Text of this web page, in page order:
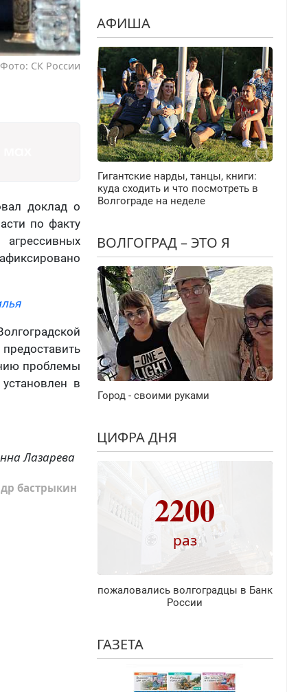
Фото: СК России
доклад о
по факту
проблемы
в
Лазарева
бастрыкин
АФИША
Гигантские нарды, танцы, книги:
куда сходить и что посмотреть в
Волгограде на неделе
ВОЛГОГРАД – ЭТО Я
Город - своими руками
ЦИФРА ДНЯ
2200
раз
пожаловались волгоградцы в Банк
России
ГАЗЕТА